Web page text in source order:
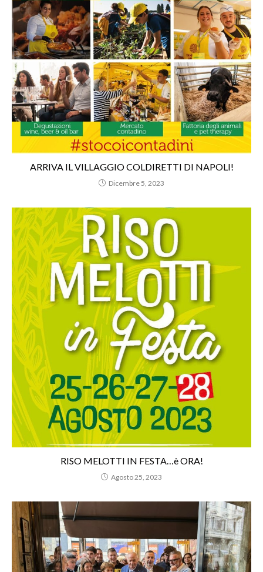
ARRIVA IL VILLAGGIO COLDIRETTI DI NAPOLI!
Dicembre 5, 2023
RISO MELOTTI IN FESTA…è ORA!
Agosto 25, 2023